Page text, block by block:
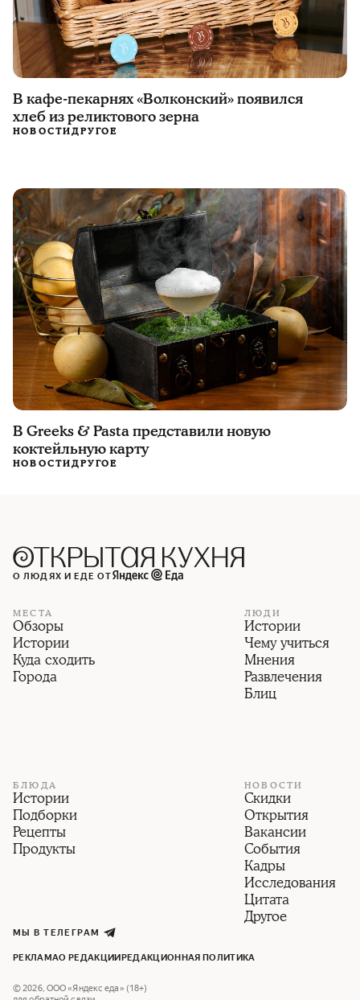
В кафе-пекарнях «Волконский» появился
хлеб из реликтового зерна
НОВОСТИДРУГОЕ
В Greeks & Pasta представили новую
коктейльную карту
НОВОСТИДРУГОЕ
О ЛЮДЯХ И ЕДЕ ОТ
МЕСТА
Обзоры
Истории
Куда сходить
Города
ЛЮДИ
Истории
Чему учиться
Мнения
Развлечения
Блиц
БЛЮДА
Истории
Подборки
Рецепты
Продукты
НОВОСТИ
Скидки
Открытия
Вакансии
События
Кадры
Исследования
Цитата
Другое
МЫ В ТЕЛЕГРАМ
РЕКЛАМАО РЕДАКЦИИ РЕДАКЦИОННАЯ ПОЛИТИКА
©2026, ООО «Яндекс еда» (18+)